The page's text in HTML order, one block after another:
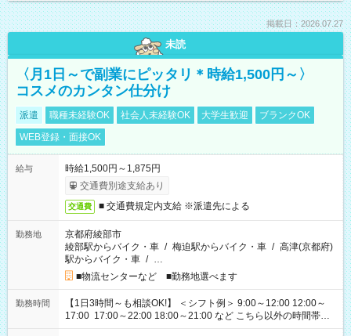
掲載日：2026.07.27
未読
〈月1日～で副業にピッタリ＊時給1,500円～〉
コスメのカンタン仕分け
派遣 職種未経験OK 社会人未経験OK 大学生歓迎
ブランクOK
WEB登録・面接OK
給与
時給1,500円～1,875円
交通費別途支給あり
交通費 ■ 交通費規定内支給 ※派遣先による
勤務地
京都府綾部市
綾部駅からバイク・車 / 梅迫駅からバイク・車 / 高津(京都府)
駅からバイク・車 / …
■物流センターなど ■勤務地選べます
勤務時間
【1日3時間～も相談OK!】 ＜シフト例＞ 9:00～12:00 12:00～
17:00 17:00～22:00 18:00～21:00 など こちら以外の時間帯も
お気軽にご相談ください！